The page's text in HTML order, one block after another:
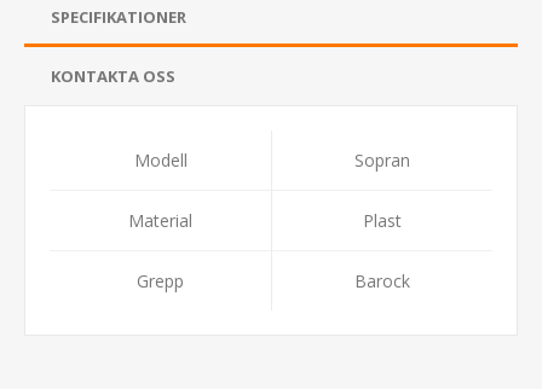
SPECIFIKATIONER
KONTAKTA OSS
Modell Sopran
Material Plast
Grepp Barock